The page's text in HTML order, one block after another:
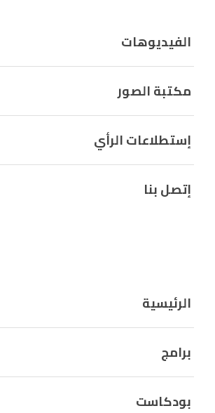
الفيديوهات
مكتبة الصور
إستطلاعات الرأي
إتصل بنا
الرئيسية
برامج
بودكاست